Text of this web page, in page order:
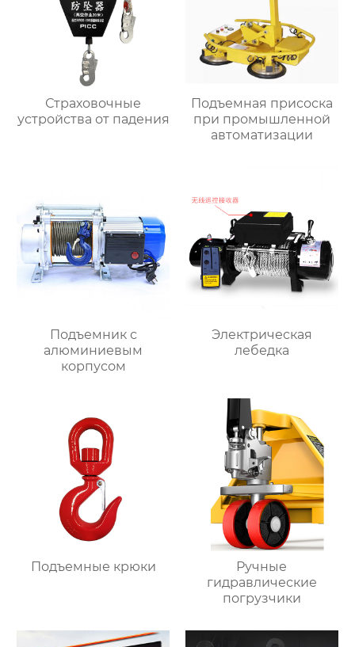
Страховочные
устройства от падения
Подъемная присоска
при промышленной
автоматизации
Подъемник с
алюминиевым
корпусом
Электрическая
лебедка
Подъемные крюки
Ручные
гидравлические
погрузчики